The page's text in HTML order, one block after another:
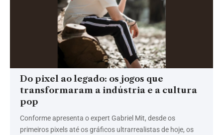
Do pixel ao legado: os jogos que
transformaram a indústria e a cultura
pop
Conforme apresenta o expert Gabriel Mit, desde os
primeiros pixels até os gráficos ultrarrealistas de hoje, os